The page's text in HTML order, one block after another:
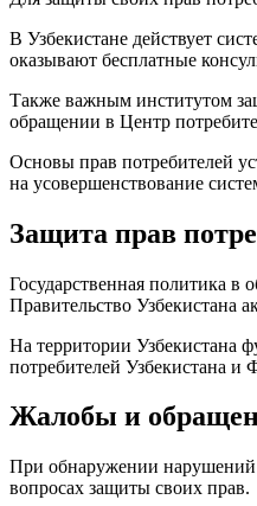
В Узбекистане действует
оказывают бесплатные
Также важным институтом
обращении в Центр
Основы прав потребителей
на усовершенствование
Защита прав
Государственная политика в
Правительство Узбекистана
На территории Узбекистана
потребителей Узбекистана и
Жалобы и
При обнаружении нарушений
вопросах защиты своих прав.